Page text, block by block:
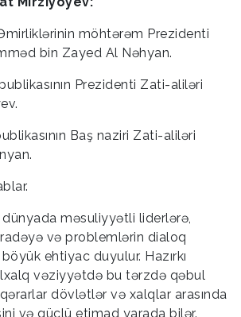
möhtərəm Prezidenti
bin Zayed Al Nəhyan.
Prezidenti Zati-aliləri
Baş naziri Zati-aliləri
dünyada məsuliyyətli liderlərə,
və problemlərin dialoq
ehtiyac duyulur. Hazırkı
vəziyyətdə bu tərzdə qəbul
dövlətlər və xalqlar arasında
və güclü etimad yarada bilər.